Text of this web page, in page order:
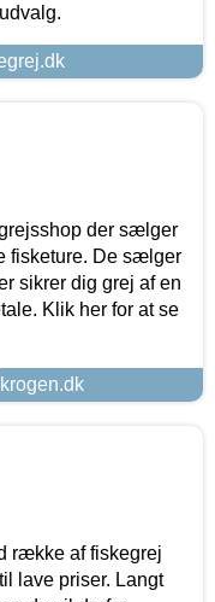
der sælger
fisketure. De sælger
sikrer dig grej af en
Klik her for at se
række af fiskegrej
lave priser. Langt